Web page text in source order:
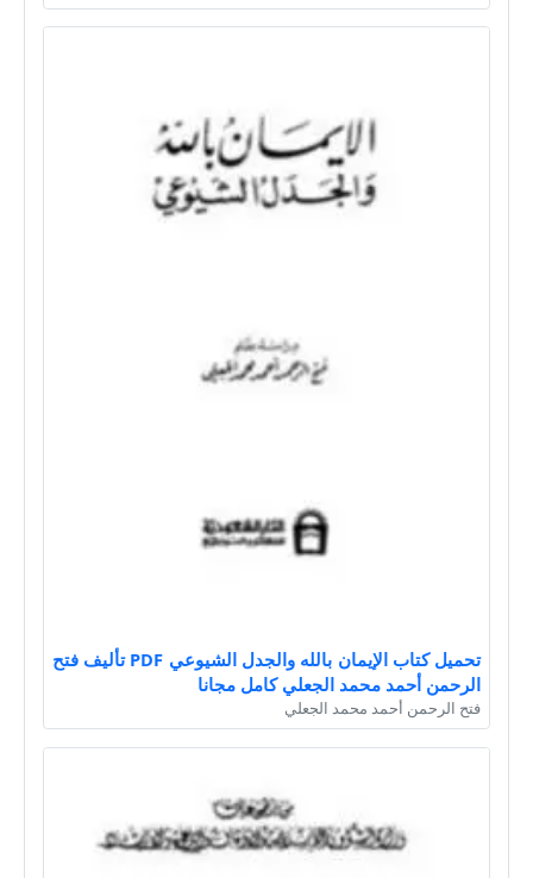
تحميل كتاب الإيمان بالله والجدل الشيوعي PDF تأليف فتح
الرحمن أحمد محمد الجعلي كامل مجانا
فتح الرحمن أحمد محمد الجعلي